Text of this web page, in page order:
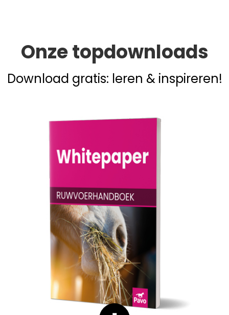
Onze topdownloads
Download gratis: leren & inspireren!